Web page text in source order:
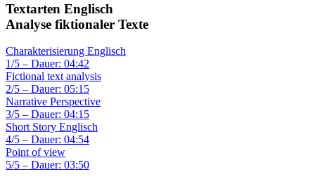
Textarten Englisch
Analyse fiktionaler Texte
Charakterisierung Englisch
1/5 – Dauer: 04:42
Fictional text analysis
2/5 – Dauer: 05:15
Narrative Perspective
3/5 – Dauer: 04:15
Short Story Englisch
4/5 – Dauer: 04:54
Point of view
5/5 – Dauer: 03:50